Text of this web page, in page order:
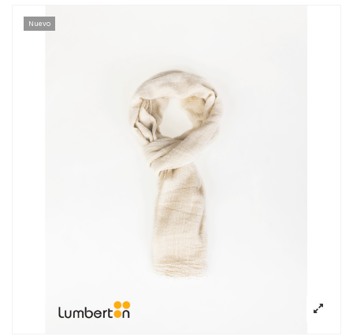
Nuevo